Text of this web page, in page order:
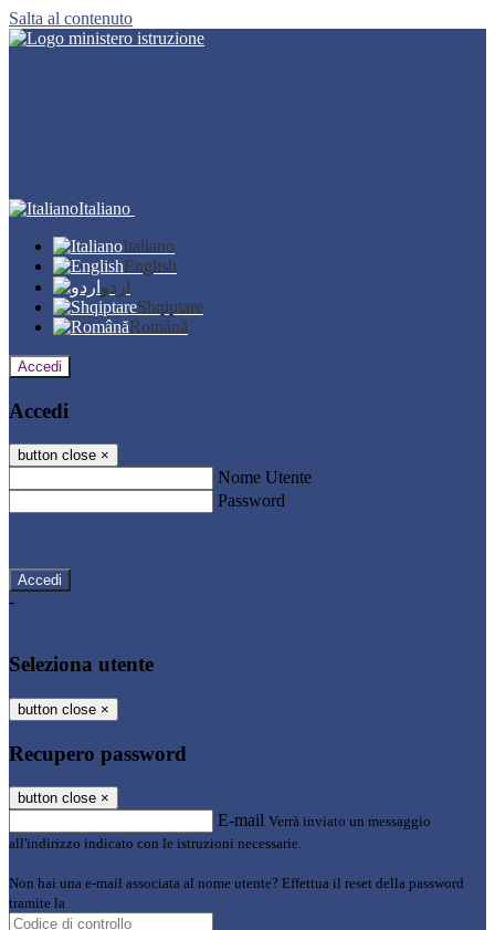
Salta al contenuto
Italiano
Italiano
English
اردو
Shqiptare
Română
Accedi
Accedi
button close ×
Nome Utente
Password
-
Seleziona utente
button close ×
Recupero password
button close ×
E-mail Verrà inviato un messaggio
all'indirizzo indicato con le istruzioni necessarie.
Non hai una e-mail associata al nome utente? Effettua il reset della password
tramite la